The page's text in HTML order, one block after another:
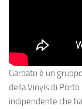
Garbato è un
della Vinyls di
indipendente che